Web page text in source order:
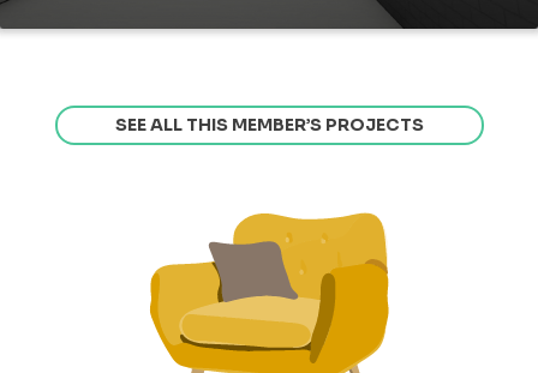
SEE ALL THIS MEMBER’S PROJECTS